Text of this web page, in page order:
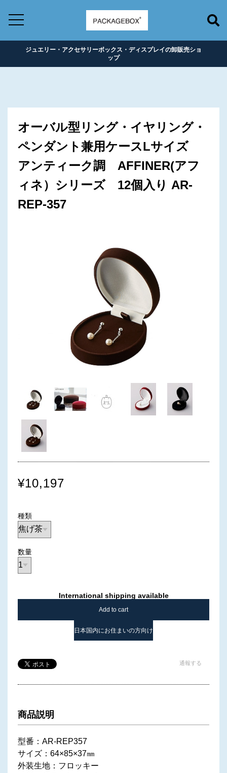
ジュエリー・アクセサリーボックス・ディスプレイの卸販売ショ
ップ
オーバル型リング・イヤリング・
ペンダント兼用ケースLサイズ
アンティーク調 AFFINER(アフ
ィネ）シリーズ 12個入り AR-
REP-357
¥10,197
種類
数量
International shipping available
Add to cart
日本国内にお住まいの方向け
通報する
商品説明
型番：AR-REP357
サイズ：64×85×37㎜
外装生地：フロッキー